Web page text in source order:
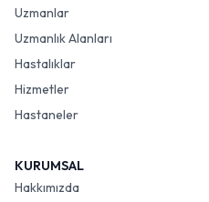
Uzmanlar
Uzmanlık Alanları
Hastalıklar
Hizmetler
Hastaneler
KURUMSAL
Hakkımızda